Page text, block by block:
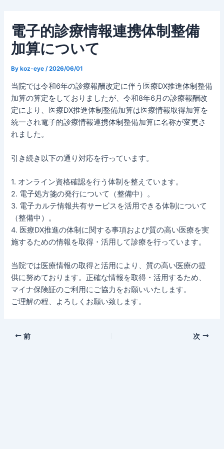
電子的診療情報連携体制整備
加算について
Bykoz-eye /2026/06/01
当院では令和6年の診療報酬改定に伴う医療DX推進体制整備
加算の算定をしておりましたが、令和8年6月の診療報酬改
定により、医療DX推進体制整備加算は医療情報取得加算を
統一され電子的診療情報連携体制整備加算に名称が変更さ
れました。
引き続き以下の通り対応を行っています。
1. オンライン資格確認を行う体制を整えています。
2. 電子処方箋の発行について（整備中）。
3. 電子カルテ情報共有サービスを活用できる体制について
（整備中）。
4. 医療DX推進の体制に関する事項および質の高い医療を実
施するための情報を取得・活用して診療を行っています。
当院では医療情報の取得と活用により、質の高い医療の提
供に努めております。正確な情報を取得・活用するため、
マイナ保険証のご利用にご協力をお願いいたします。
ご理解の程、よろしくお願い致します。
前 次